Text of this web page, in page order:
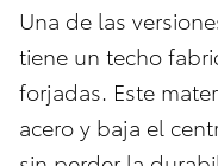
Una de las
tiene un techo
forjadas. Este
acero y baja el